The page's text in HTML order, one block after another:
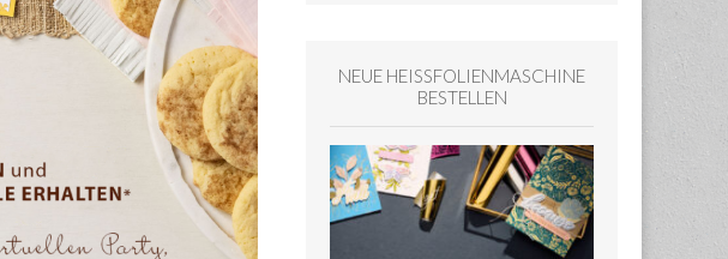
NEUE HEISSFOLIENMASCHINE
BESTELLEN